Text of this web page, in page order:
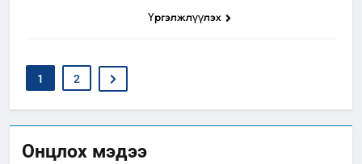
Онцлох мэдээ
Үргэлжлүүлэх
1 2